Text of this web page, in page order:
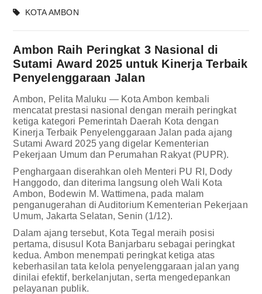
KOTA AMBON
Ambon Raih Peringkat 3 Nasional di
Sutami Award 2025 untuk Kinerja Terbaik
Penyelenggaraan Jalan
Ambon, Pelita Maluku — Kota Ambon kembali
mencatat prestasi nasional dengan meraih peringkat
ketiga kategori Pemerintah Daerah Kota dengan
Kinerja Terbaik Penyelenggaraan Jalan pada ajang
Sutami Award 2025 yang digelar Kementerian
Pekerjaan Umum dan Perumahan Rakyat (PUPR).
Penghargaan diserahkan oleh Menteri PU RI, Dody
Hanggodo, dan diterima langsung oleh Wali Kota
Ambon, Bodewin M. Wattimena, pada malam
penganugerahan di Auditorium Kementerian Pekerjaan
Umum, Jakarta Selatan, Senin (1/12).
Dalam ajang tersebut, Kota Tegal meraih posisi
pertama, disusul Kota Banjarbaru sebagai peringkat
kedua. Ambon menempati peringkat ketiga atas
keberhasilan tata kelola penyelenggaraan jalan yang
dinilai efektif, berkelanjutan, serta mengedepankan
pelayanan publik.